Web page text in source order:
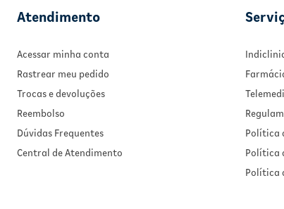
Atendimento
Acessar minha conta
Rastrear meu pedido
Trocas e devoluções
Reembolso
Dúvidas Frequentes
Central de Atendimento
Política
Política
Política